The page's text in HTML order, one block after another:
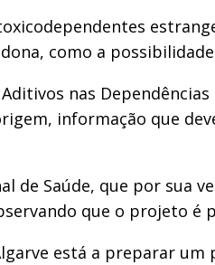
como a
nas
informação que
de Saúde, que por sua
que o projeto é
está a preparar